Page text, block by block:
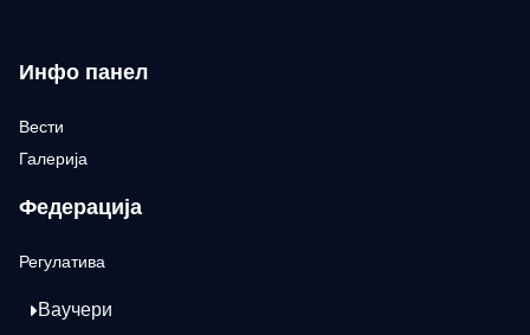
Инфо панел
Вести
Галерија
Федерација
Регулатива
Ваучери